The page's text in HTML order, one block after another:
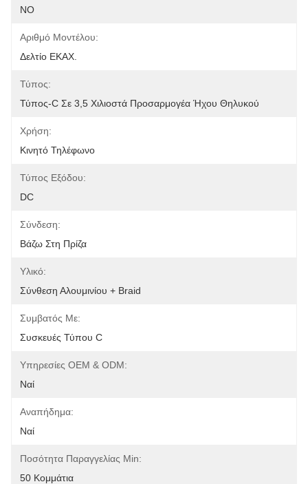
NO
Αριθμό Μοντέλου:
Δελτίο ΕΚΑΧ.
Τύπος:
Τύπος-C Σε 3,5 Χιλιοστά Προσαρμογέα Ήχου Θηλυκού
Χρήση:
Κινητό Τηλέφωνο
Τύπος Εξόδου:
DC
Σύνδεση:
Βάζω Στη Πρίζα
Υλικό:
Σύνθεση Αλουμινίου + Braid
Συμβατός Με:
Συσκευές Τύπου C
Υπηρεσίες OEM & ODM:
Ναί
Αναπήδημα:
Ναί
Ποσότητα Παραγγελίας Min:
50 Κομμάτια